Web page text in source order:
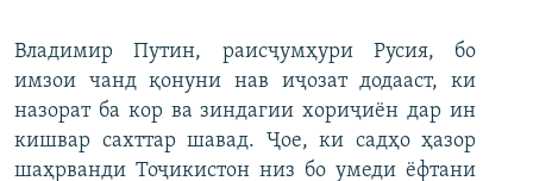
Владимир Путин, раисҷумҳури Русия, бо
имзои чанд қонуни нав иҷозат додааст, ки
назорат ба кор ва зиндагии хориҷиён дар ин
кишвар сахттар шавад. Ҷое, ки садҳо ҳазор
шаҳрванди Тоҷикистон низ бо умеди ёфтани